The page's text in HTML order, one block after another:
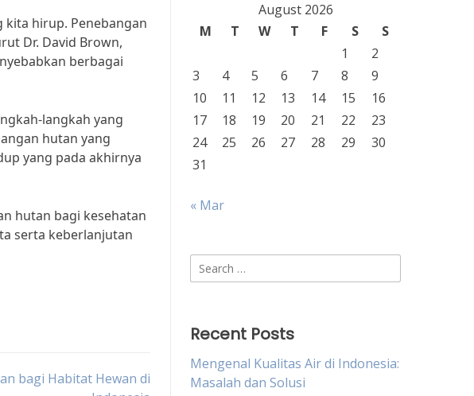
kita hirup. Penebangan
Dr. David Brown,
berbagai
langkah yang
hutan yang
yang pada akhirnya
hutan bagi kesehatan
serta keberlanjutan
bagi Habitat Hewan di
August 2026
M
T W T F S
S
1
2
3
4 5 6 7 8
9
10
11 12 13 14 15
16
17
18 19 20 21 22
23
24
25 26 27 28 29
30
31
« Mar
Search
for:
Recent Posts
Mengenal Kualitas Air di Indonesia:
Masalah dan Solusi